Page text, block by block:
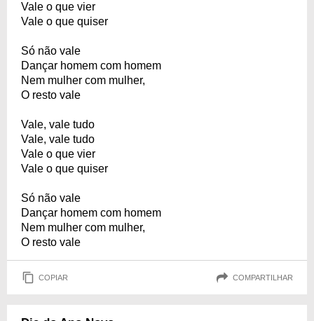
Vale o que vier
Vale o que quiser
Só não vale
Dançar homem com homem
Nem mulher com mulher,
O resto vale
Vale, vale tudo
Vale, vale tudo
Vale o que vier
Vale o que quiser
Só não vale
Dançar homem com homem
Nem mulher com mulher,
O resto vale
COPIAR COMPARTILHAR